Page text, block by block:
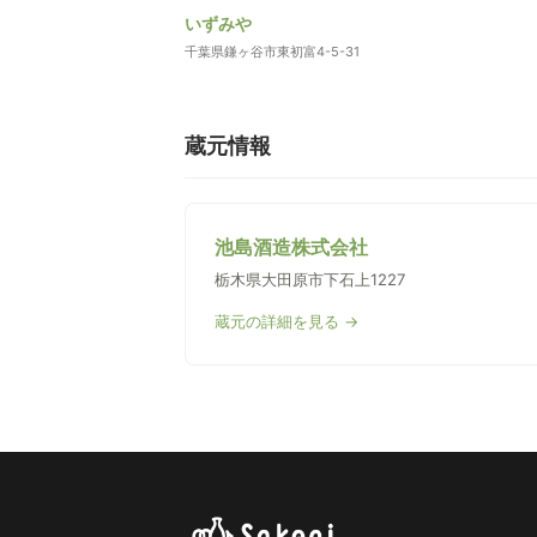
いずみや
千葉県鎌ヶ谷市東初富4-5-31
蔵元情報
池島酒造株式会社
栃木県大田原市下石上1227
蔵元の詳細を見る →